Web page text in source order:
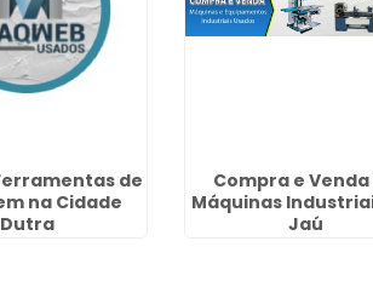
de
na Cidade
Dutra
Compra e Venda
Máquinas
Jaú